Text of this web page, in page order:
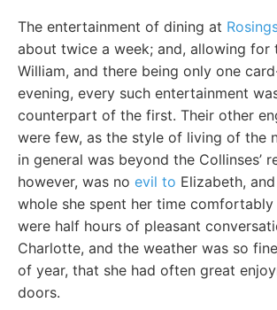
The entertainment of dining at
about twice a week; and, allowing for
William, and there being only one
evening, every such entertainment
counterpart of the first. Their other
were few, as the style of living of the
in general was beyond the Collinses’
however, was no evil to Elizabeth,
whole she spent her time comfortably
were half hours of pleasant
Charlotte, and the weather was so
of year, that she had often great
doors.